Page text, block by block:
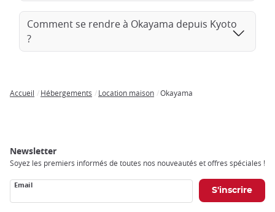
Comment se rendre à Okayama depuis Kyoto
?
Accueil Hébergements Location maison Okayama
Newsletter
Soyez les premiers informés de toutes nos nouveautés et offres spéciales !
Email